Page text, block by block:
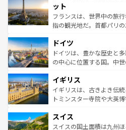
なお、新着のイタリア情報
しい。
れる闘牛、そして美味し
る。首都マドリードの洗
アートに溢れた街角から
せる。地方によって風土
ンテンツ一覧を参照して
ット
フランスは、世界中の旅
指の観光地だ。首都パリ
で、幅広い魅力が詰まっ
聖堂、美しいビーチ、そ
から魅了する。また、フ
いる。シャンパンの発祥
香り高いラベンダー畑な
らに、パリ以外の地域に
れる地方に足を運ぶとそ
きるだろう。 なお
ドイツ
ドイツは、豊かな歴史と
の中心に位置する国。中
顔を持つこの国は、どこ
ルリンの文化的活気、バ
してライン川沿いのワイ
は、お酒好きな人にはぜひ体験し
ドイツ情報はコンテンツ
イギリス
イギリスは、古きよき伝
トミンスター寺院や大英
リアごとに異なる魅力が
ティー、ビール好きには
スイス
スイスの国土面積は九州